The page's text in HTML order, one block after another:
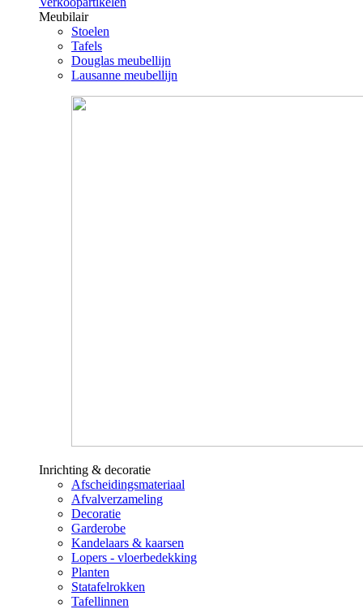
Meubilair
Stoelen
Tafels
Douglas meubellijn
Lausanne meubellijn
Inrichting & decoratie
Afscheidingsmateriaal
Afvalverzameling
Decoratie
Garderobe
Kandelaars & kaarsen
Lopers - vloerbedekking
Planten
Statafelrokken
Tafellinnen